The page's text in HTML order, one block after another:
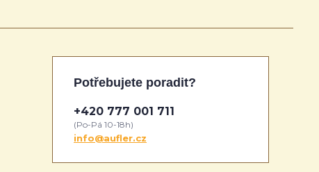
Potřebujete poradit?
+420 777 001 711
(Po-Pá 10-18h)
info@aufler.cz